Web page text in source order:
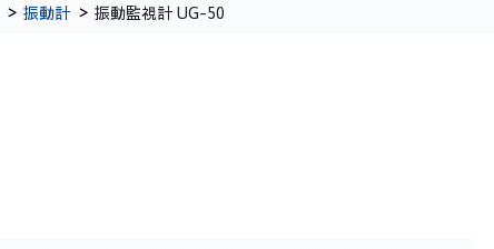
振動計 振動監視計 UG-50